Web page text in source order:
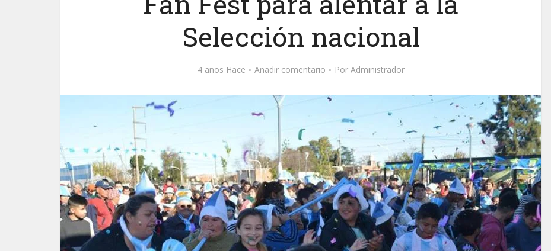
Selección nacional
4 años Hace Añadir comentario Por Administrador